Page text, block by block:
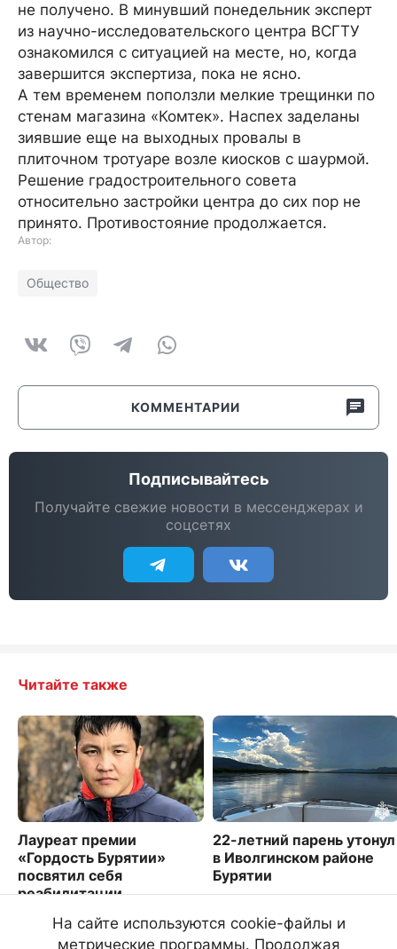
не получено. В минувший понедельник эксперт
из научно-исследовательского центра ВСГТУ
ознакомился с ситуацией на месте, но, когда
завершится экспертиза, пока не ясно.
А тем временем поползли мелкие трещинки по
стенам магазина «Комтек». Наспех заделаны
зиявшие еще на выходных провалы в
плиточном тротуаре возле киосков с шаурмой.
Решение градостроительного совета
относительно застройки центра до сих пор не
принято. Противостояние продолжается.
Автор:
Общество
КОММЕНТАРИИ
Подписывайтесь
Получайте свежие новости в мессенджерах и
соцсетях
Читайте также
Лауреат премии
«Гордость Бурятии»
посвятил себя
реабилитации
22-летний парень утонул
в Иволгинском районе
Бурятии
На сайте используются cookie-файлы и
метрические программы. Продолжая